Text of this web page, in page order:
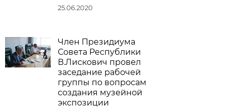
25.06.2020
Член Президиума
Совета Республики
В.Лискович провел
заседание рабочей
группы по вопросам
создания музейной
экспозиции